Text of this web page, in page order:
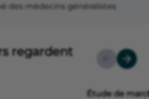
des médecins généralistes
regardent
Étude de